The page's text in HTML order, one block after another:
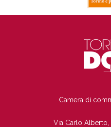
Camera di
Via Carlo Alberto,